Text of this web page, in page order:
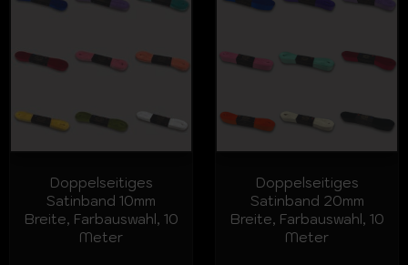
Doppelseitiges
Satinband 10mm
Breite, Farbauswahl, 10
Meter
Doppelseitiges
Satinband 20mm
Breite, Farbauswahl, 10
Meter